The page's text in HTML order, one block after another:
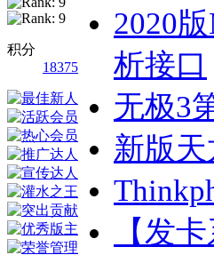
积分
18375
2020
析接口
无极3
新版
【发